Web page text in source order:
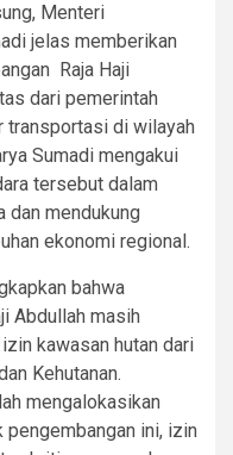
Menteri
jelas memberikan
Raja Haji
dari pemerintah
transportasi di wilayah
Sumadi mengakui
tersebut dalam
dan mendukung
ekonomi regional.
bahwa
Abdullah masih
kawasan hutan dari
Kehutanan.
mengalokasikan
pengembangan ini, izin